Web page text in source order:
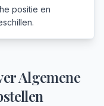
positie en
Algemene